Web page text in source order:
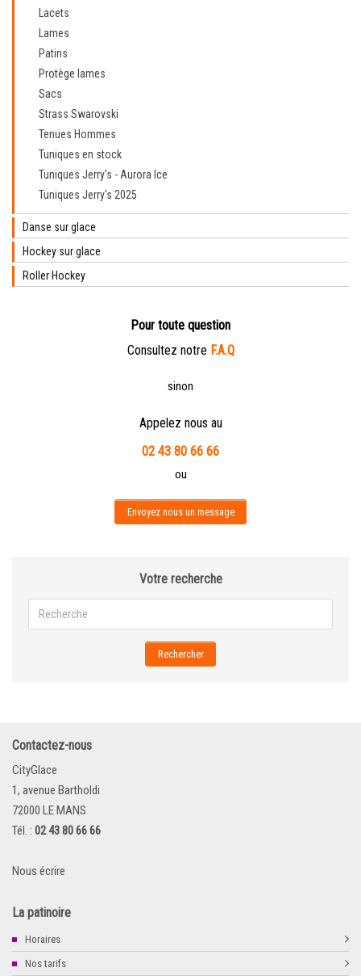
Lacets
Lames
Patins
Protège lames
Sacs
Strass Swarovski
Tenues Hommes
Tuniques en stock
Tuniques Jerry's - Aurora Ice
Tuniques Jerry's 2025
Danse sur glace
Hockey sur glace
Roller Hockey
Pour toute question
Consultez notre F.A.Q
sinon
Appelez nous au
02 43 80 66 66
ou
Envoyez nous un message
Votre recherche
Rechercher
Contactez-nous
CityGlace
1, avenue Bartholdi
72000 LE MANS
Tél. : 02 43 80 66 66
Nous écrire
La patinoire
Horaires
Nos tarifs